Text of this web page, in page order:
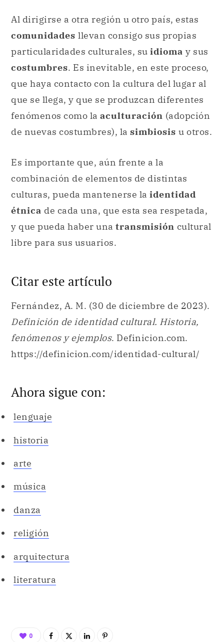
Al dirigirse a otra región u otro país, estas
comunidades llevan consigo sus propias
particularidades culturales, su idioma y sus
costumbres. Es inevitable, en este proceso,
que haya contacto con la cultura del lugar al
que se llega, y que se produzcan diferentes
fenómenos como la aculturación (adopción
de nuevas costumbres), la simbiosis u otros.
Es importante que, aún frente a la
combinación de elementos de distintas
culturas, pueda mantenerse la identidad
étnica de cada una, que esta sea respetada,
y que pueda haber una transmisión cultural
libre para sus usuarios.
Citar este artículo
Fernández, A. M. (30 de diciembre de 2023).
Definición de identidad cultural. Historia,
fenómenos y ejemplos. Definicion.com.
https://definicion.com/identidad-cultural/
Ahora sigue con:
lenguaje
historia
arte
música
danza
religión
arquitectura
literatura
0